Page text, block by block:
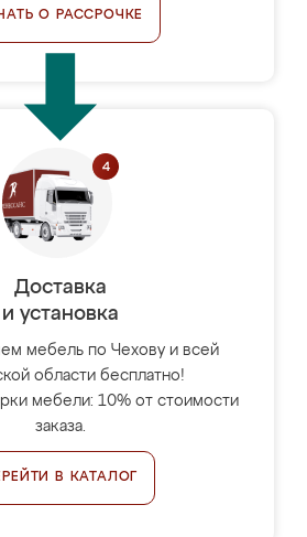
О РАССРОЧКЕ
Доставка
и установка
мебель по Чехову и всей
области бесплатно!
мебели: 10% от стоимости
заказа.
В КАТАЛОГ